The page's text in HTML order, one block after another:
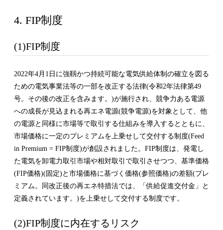
4. FIP制度
(1)FIP制度
2022年4月1日に強靱かつ持続可能な電気供給体制の確立を図る
ための電気事業法等の一部を改正する法律(令和2年法律第49
号。その後の改正を含みます。)が施行され、競争力ある電源
への成長が見込まれる再エネ電源(競争電源)を対象として、他
の電源と同様に市場等で取引する仕組みを導入するとともに、
市場価格に一定のプレミアムを上乗せして交付する制度(Feed
in Premium = FIP制度)が創設されました。FIP制度は、発電し
た電気を卸電力取引市場や相対取引で取引させつつ、基準価格
(FIP価格)(固定)と市場価格に基づく価格(参照価格)の差額(プレ
ミアム。同改正後の再エネ特措法では、「供給促進交付金」と
定義されています。)を上乗せして交付する制度です。
(2)FIP制度に内在するリスク